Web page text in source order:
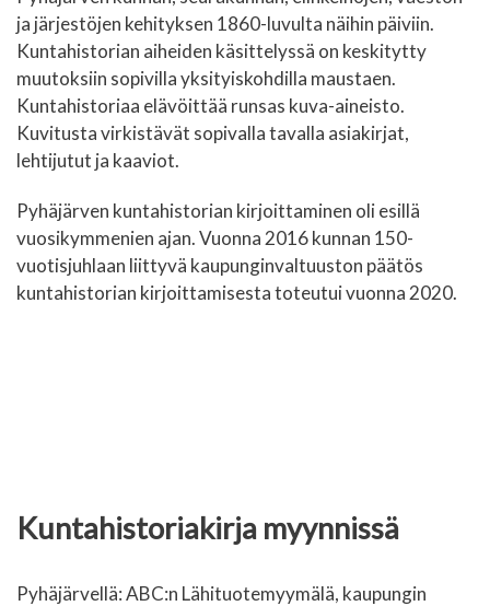
ja järjestöjen kehityksen 1860-luvulta näihin päiviin.
Kuntahistorian aiheiden käsittelyssä on keskitytty
muutoksiin sopivilla yksityiskohdilla maustaen.
Kuntahistoriaa elävöittää runsas kuva-aineisto.
Kuvitusta virkistävät sopivalla tavalla asiakirjat,
lehtijutut ja kaaviot.
Pyhäjärven kuntahistorian kirjoittaminen oli esillä
vuosikymmenien ajan. Vuonna 2016 kunnan 150-
vuotisjuhlaan liittyvä kaupunginvaltuuston päätös
kuntahistorian kirjoittamisesta toteutui vuonna 2020.
Kuntahistoriakirja myynnissä
Pyhäjärvellä: ABC:n Lähituotemyymälä, kaupungin